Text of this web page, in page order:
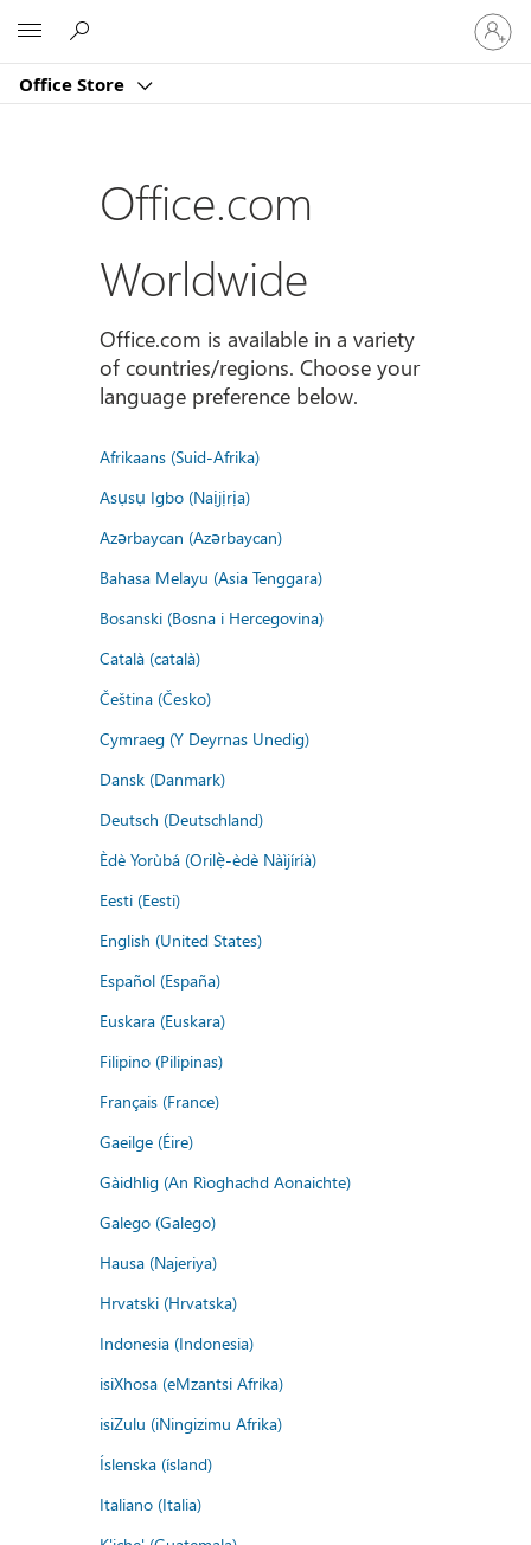
Office Store
Sign
in
to
account
Office.com
Worldwide
Office.com is available in a variety
of countries/regions. Choose your
language preference below.
Afrikaans (Suid-Afrika)
Asụsụ Igbo (Naịjịrịa)
Azərbaycan (Azərbaycan)
Bahasa Melayu (Asia Tenggara)
Bosanski (Bosna i Hercegovina)
Català (català)
Čeština (Česko)
Cymraeg (Y Deyrnas Unedig)
Dansk (Danmark)
Deutsch (Deutschland)
Èdè Yorùbá (Orilẹ̀-èdè Nàìjíríà)
Eesti (Eesti)
English (United States)
Español (España)
Euskara (Euskara)
Filipino (Pilipinas)
Français (France)
Gaeilge (Éire)
Gàidhlig (An Rìoghachd Aonaichte)
Galego (Galego)
Hausa (Najeriya)
Hrvatski (Hrvatska)
Indonesia (Indonesia)
isiXhosa (eMzantsi Afrika)
isiZulu (iNingizimu Afrika)
Íslenska (ísland)
Italiano (Italia)